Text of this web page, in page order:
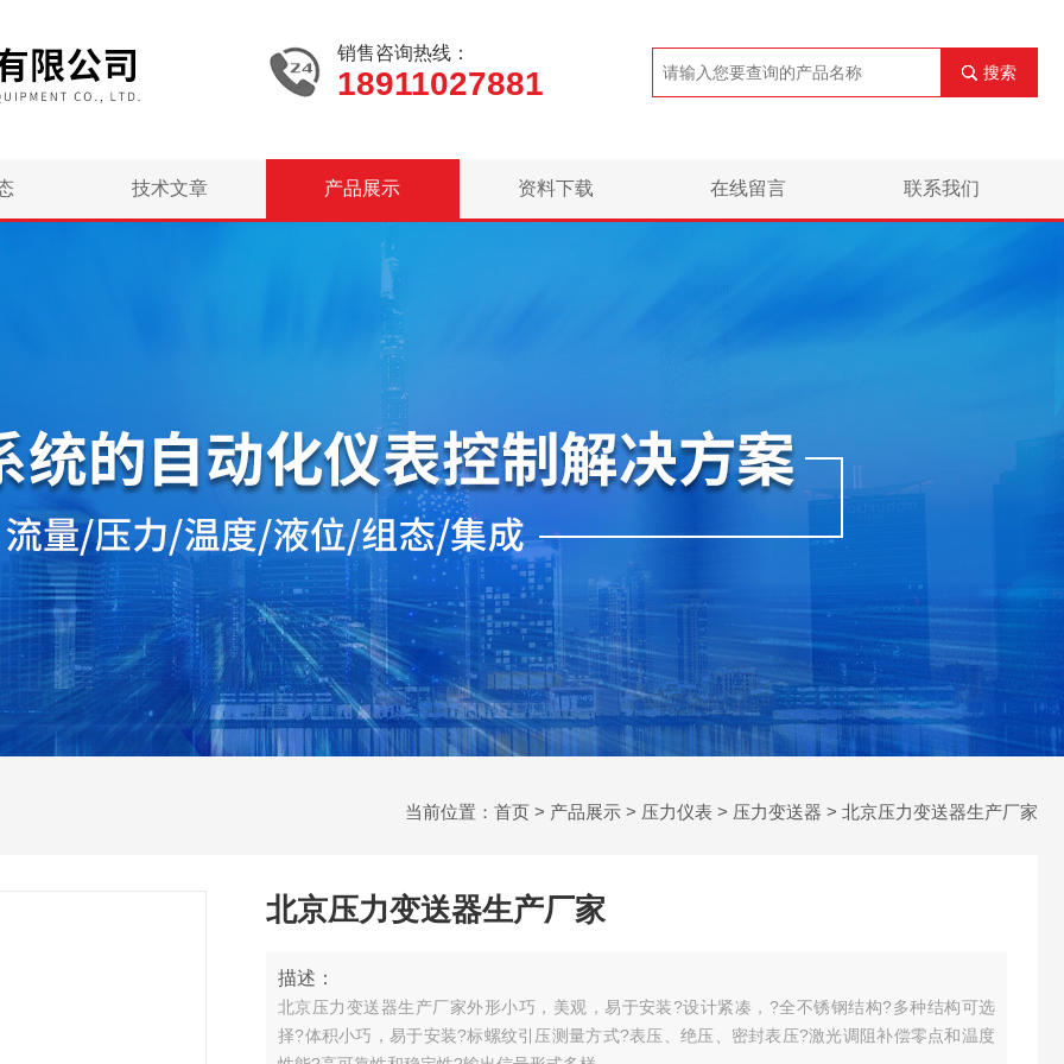
销售咨询热线：
18911027881 搜索
技术文章 产品展示 资料下载 在线留言 联系我们
当前位置： 首页 > 产品展示 > 压力仪表 > 压力变送器 > 北京压力变送器生产厂家
北京压力变送器生产厂家
描述：
北京压力变送器生产厂家外形小巧，美观，易于安装?设计紧凑，?全不锈钢结构?多种结构可选
择?体积小巧，易于安装?标螺纹引压测量方式?表压、绝压、密封表压?激光调阻补偿零点和温度